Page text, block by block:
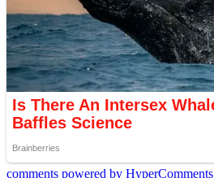
comments powered by HyperComments